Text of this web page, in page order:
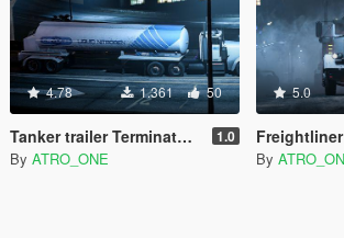
4.78 1.361 50
Tanker trailer Terminator 2 1.0
By ATRO_ONE
5.0
Freightliner FLC
By